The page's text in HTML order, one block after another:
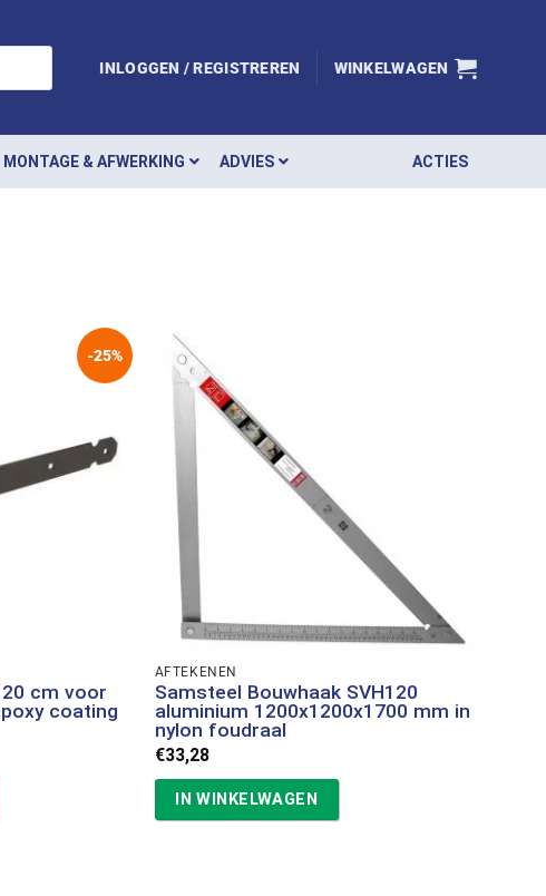
INLOGGEN / REGISTREREN WINKELWAGEN
MONTAGE & AFWERKING ADVIES ACTIES
-25%
cm voor
coating
AFTEKENEN
Samsteel Bouwhaak SVH120
aluminium 1200x1200x1700 mm in
nylon foudraal
€33,28
IN WINKELWAGEN